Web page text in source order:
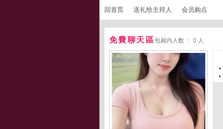
回首页 送礼给主持人 会员购点
免費聊天區包厢内人数 ： 0 人